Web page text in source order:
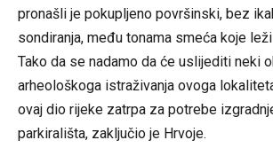
pronašli je pokupljeno površinski, bez
sondiranja, među tonama smeća koje
Tako da se nadamo da će uslijediti neki
arheološkoga istraživanja ovoga
ovaj dio rijeke zatrpa za potrebe
parkirališta, zaključio je Hrvoje.